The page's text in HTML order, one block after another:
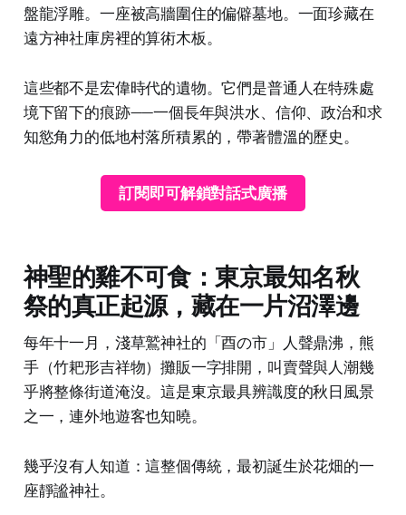
盤龍浮雕。一座被高牆圍住的偏僻墓地。一面珍藏在
遠方神社庫房裡的算術木板。
這些都不是宏偉時代的遺物。它們是普通人在特殊處
境下留下的痕跡——一個長年與洪水、信仰、政治和求
知慾角力的低地村落所積累的，帶著體溫的歷史。
訂閱即可解鎖對話式廣播
神聖的雞不可食：東京最知名秋
祭的真正起源，藏在一片沼澤邊
每年十一月，淺草鷲神社的「酉の市」人聲鼎沸，熊
手（竹耙形吉祥物）攤販一字排開，叫賣聲與人潮幾
乎將整條街道淹沒。這是東京最具辨識度的秋日風景
之一，連外地遊客也知曉。
幾乎沒有人知道：這整個傳統，最初誕生於花畑的一
座靜謐神社。